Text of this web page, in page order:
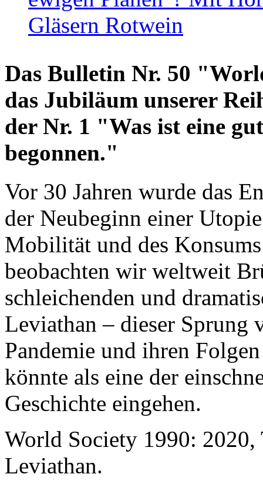
Gläsern Rotwein
Das Bulletin Nr. 50
das Jubiläum unserer
der Nr. 1 "Was ist eine
begonnen."
Vor 30 Jahren wurde das
der Neubeginn einer
Mobilität und des
beobachten wir weltweit
schleichenden und
Leviathan – dieser Sprung
Pandemie und ihren
könnte als eine der
Geschichte eingehen.
World Society 1990: 2020,
Leviathan.